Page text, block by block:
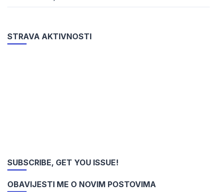
STRAVA AKTIVNOSTI
SUBSCRIBE, GET YOU ISSUE!
OBAVIJESTI ME O NOVIM POSTOVIMA